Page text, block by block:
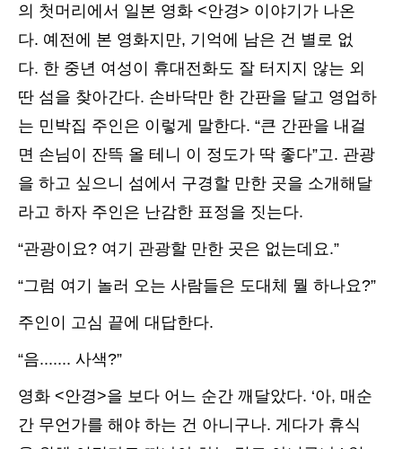
의 첫머리에서 일본 영화 <안경> 이야기가 나온
다. 예전에 본 영화지만, 기억에 남은 건 별로 없
다. 한 중년 여성이 휴대전화도 잘 터지지 않는 외
딴 섬을 찾아간다. 손바닥만 한 간판을 달고 영업하
는 민박집 주인은 이렇게 말한다. “큰 간판을 내걸
면 손님이 잔뜩 올 테니 이 정도가 딱 좋다”고. 관광
을 하고 싶으니 섬에서 구경할 만한 곳을 소개해달
라고 하자 주인은 난감한 표정을 짓는다.
“관광이요? 여기 관광할 만한 곳은 없는데요.”
“그럼 여기 놀러 오는 사람들은 도대체 뭘 하나요?”
주인이 고심 끝에 대답한다.
“음....... 사색?”
영화 <안경>을 보다 어느 순간 깨달았다. ‘아, 매순
간 무언가를 해야 하는 건 아니구나. 게다가 휴식